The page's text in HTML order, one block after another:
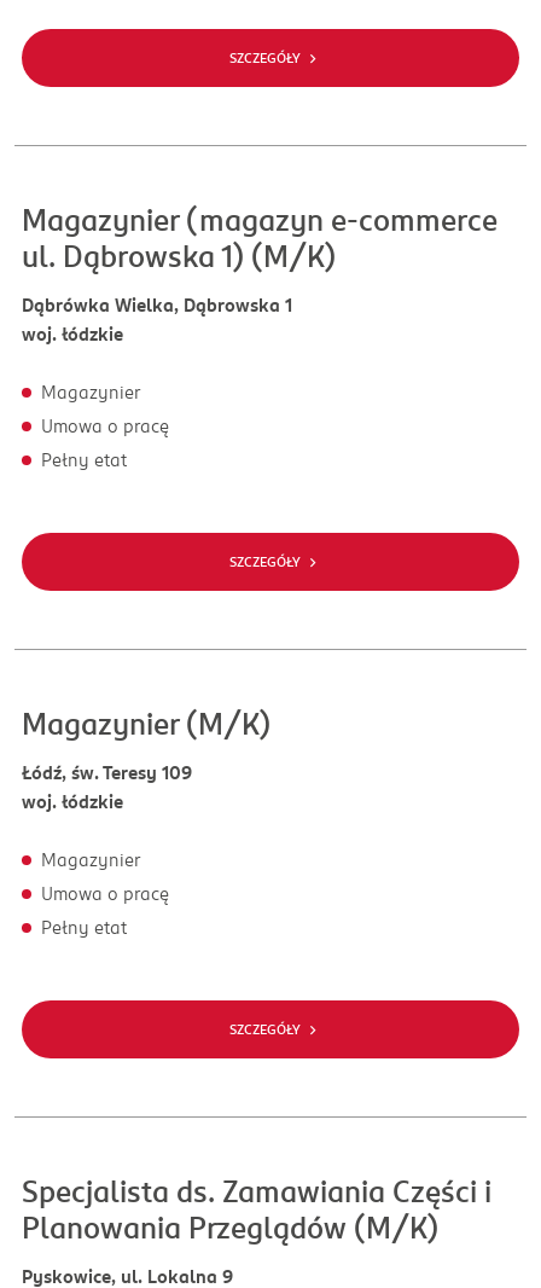
SZCZEGÓŁY
Magazynier (magazyn e-commerce
ul. Dąbrowska 1) (M/K)
Dąbrówka Wielka, Dąbrowska 1
woj. łódzkie
Magazynier
Umowa o pracę
Pełny etat
SZCZEGÓŁY
Magazynier (M/K)
Łódź, św. Teresy 109
woj. łódzkie
Magazynier
Umowa o pracę
Pełny etat
SZCZEGÓŁY
Specjalista ds. Zamawiania Części i
Planowania Przeglądów (M/K)
Pyskowice, ul. Lokalna 9